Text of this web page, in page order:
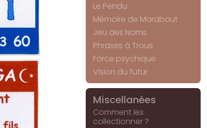
Le Pendu
Mémoire de Marabout
Jeu des Noms
Phrases à Trous
Force psychique
Vision du futur
Miscellanées
Comment les
collectionner ?